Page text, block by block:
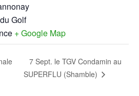
Golf
+ Google Map
7 Sept. le TGV Condamin au
SUPERFLU (Shamble)